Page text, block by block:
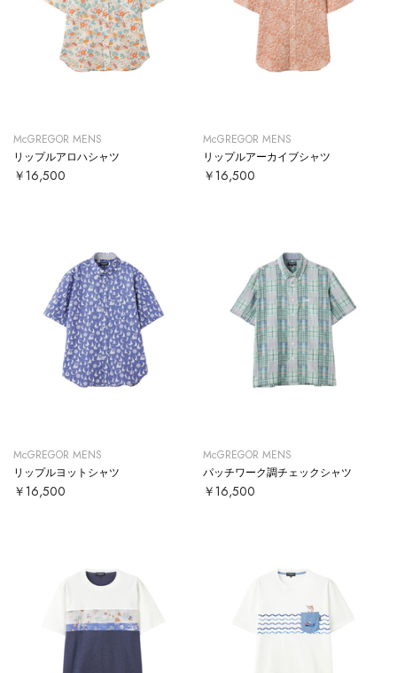
McGREGOR MENS
リップルアロハシャツ
￥16,500
McGREGOR MENS
リップルアーカイブシャツ
￥16,500
McGREGOR MENS
リップルヨットシャツ
￥16,500
McGREGOR MENS
パッチワーク調チェックシャツ
￥16,500